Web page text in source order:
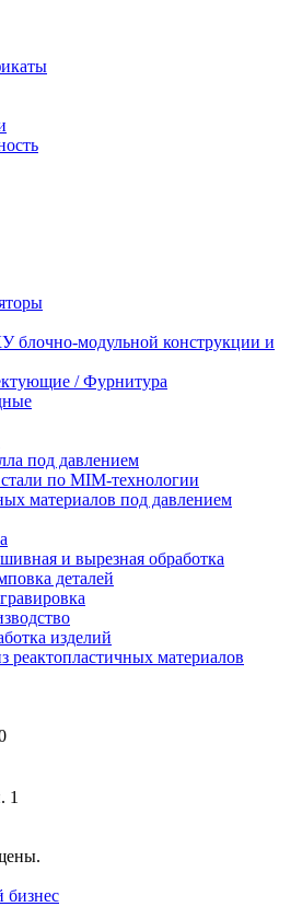
модульной конструкции и
/ Фурнитура
под давлением
по MIM-технологии
материалов под давлением
и вырезная обработка
деталей
изделий
реактопластичных материалов
1